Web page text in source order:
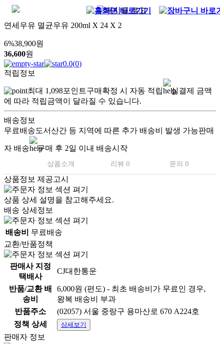
연세우유 멸균우유 200ml X 24 X 2
6%38,900원
36,600원
0.0(0)
적립정보
최대 1,098포인트구매확정 시 자동 적립
실결제 금액
에 따라 적립금액이 달라질 수 있습니다.
배송정보
무료배송도서산간 등 지역에 따른 추가 배송비 발생 가능판매
자 배송 구매 후 2일 이내 배송시작
상품소개 리뷰 0 문의 0
상품정보 제공고시
상품 상세 설명을 참고해주세요.
배송 상세정보
배송비
무료배송
교환/반품정책
판매사 지정
택배사
CJ대한통운
반품/교환 배
송비
6,000원 (편도) - 최초 배송비가 무료인 경우,
왕복 배송비 부과
반품주소
(02057) 서울 중랑구 용마산로 670 A224호
정책 상세
상세보기
판매자 정보